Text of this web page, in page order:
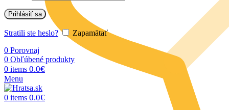
Prihlásiť sa
Stratili ste heslo?
Zapamätať
0 Porovnaj
0 Obľúbené produkty
0 items 0.0€
Menu
0 items 0.0€